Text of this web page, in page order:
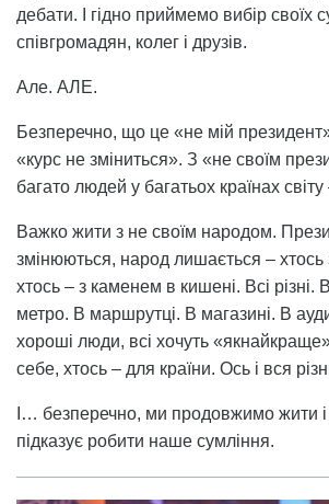
дебати. І гідно приймемо вибір своїх
співгромадян, колег і друзів.
Але. АЛЕ.
Безперечно, що це «не мій
«курс не зміниться». З «не своїм
багато людей у багатьох країнах
Важко жити з не своїм народом.
змінюються, народ лишається – хтось
хтось – з каменем в кишені. Всі різні.
метро. В маршрутці. В магазині. В
хороші люди, всі хочуть
себе, хтось – для країни. Ось і вся
І… безперечно, ми продовжимо жити
підказує робити наше сумління.